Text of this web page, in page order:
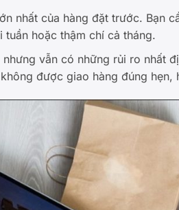
nhất của hàng đặt trước. Bạn
hoặc thậm chí cả tháng.
vẫn có những rủi ro nhất
được giao hàng đúng